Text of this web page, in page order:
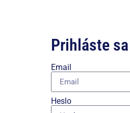
Prihláste sa
Email
Heslo